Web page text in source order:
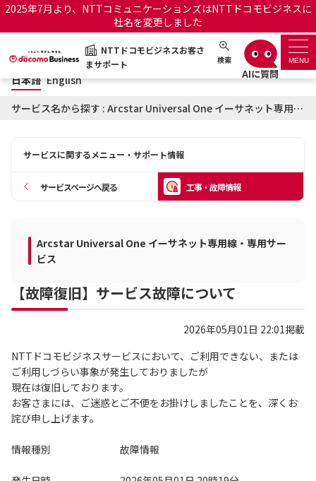
2025年7月より、NTTコミュニケーションズはNTTドコモビジネスに
社名を変更しました
NTTドコモビジネスお客さ
まサポート
検索 MENU
NTTドコモビジネスお客さまサポート 日本語 English
サポートトップ
OCNのお客さまはこちら
工事・故障情報通知サー
オフィシャルサイト
日本語 English
サービス名から探す : Arcstar Universal One イーサネット専用線・専用サービスに関する工事・故障情報
サービスに関するメニュー・サポート情報
サービスページへ戻る 工事・故障情報
Arcstar Universal One イーサネット専用線・専用サー
ビス
【故障復旧】サービス故障について
2026年05月01日 22:01掲載
NTTドコモビジネスサービスにおいて、ご利用できない、または
ご利用しづらい事象が発生しておりましたが
現在は復旧しております。
お客さまには、ご迷惑とご不便をお掛けしましたことを、深くお
詫び申し上げます。
情報種別 故障情報